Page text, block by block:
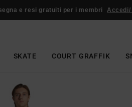
e resi gratuiti per i membri
SKATE COURT GRAFFIK